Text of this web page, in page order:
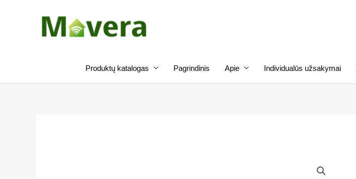
Produktų katalogas Pagrindinis Apie Individualūs užsakymai